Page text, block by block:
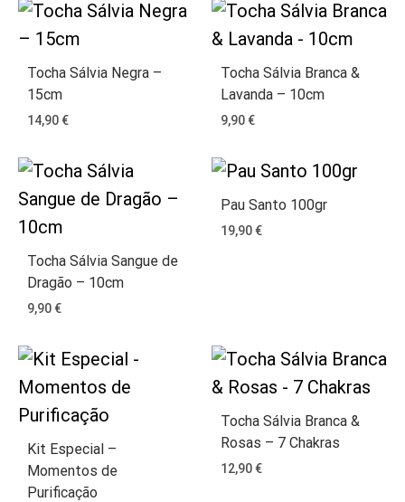
Tocha Sálvia Negra –
15cm
14,90€
Tocha Sálvia Branca &
Lavanda – 10cm
9,90€
Tocha Sálvia Sangue de
Dragão – 10cm
9,90€
Pau Santo 100gr
19,90€
Kit Especial –
Momentos de
Purificação
Tocha Sálvia Branca &
Rosas – 7 Chakras
12,90€